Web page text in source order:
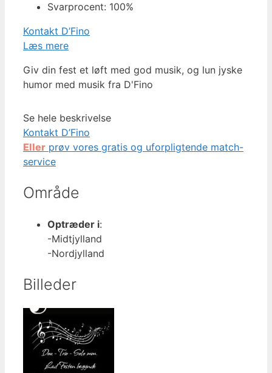
Svarprocent: 100%
Kontakt D’Fino
Læs mere
Giv din fest et løft med god musik, og lun jyske
humor med musik fra D'Fino
Se hele beskrivelse
Kontakt D’Fino
Eller prøv vores gratis og uforpligtende match-
service
Område
Optræder i:
-Midtjylland
-Nordjylland
Billeder